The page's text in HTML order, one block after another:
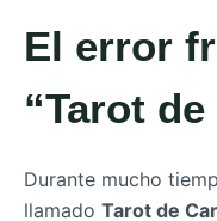
El error
“Tarot
Durante mucho
llamado Tarot de